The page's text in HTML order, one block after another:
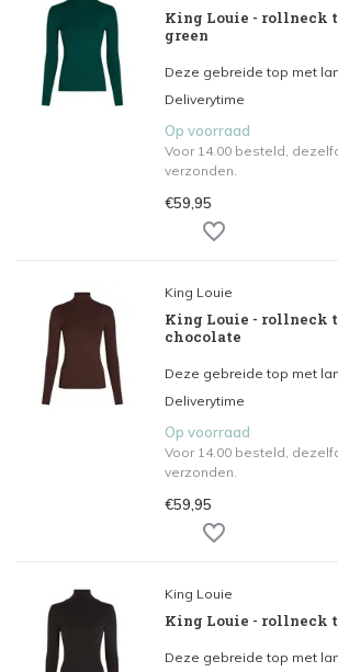
King Louie - rollneck
green
Deze gebreide top met
Deliverytime
Op voorraad
Voor 14.00 besteld,
verzonden.
€59,95
King Louie
King Louie - rollneck
chocolate
Deze gebreide top met
Deliverytime
Op voorraad
Voor 14.00 besteld,
verzonden.
€59,95
King Louie
King Louie - rollneck
Deze gebreide top met